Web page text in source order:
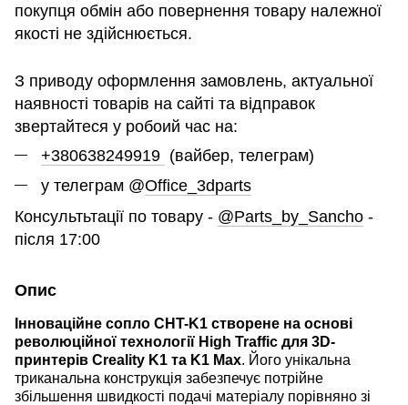
покупця обмін або повернення товару належної
якості не здійснюється.
З приводу оформлення замовлень, актуальної
наявності товарів на сайті та відправок
звертайтеся у робоий час на:
+380638249919 (вайбер, телеграм)
у телеграм @Office_3dparts
Консультьтації по товару - @Parts_by_Sancho -
після 17:00
Опис
Інноваційне сопло CHT-K1 створене на основі
революційної технології High Traffic для 3D-
принтерів Creality K1 та K1 Max. Його унікальна
триканальна конструкція забезпечує потрійне
збільшення швидкості подачі матеріалу порівняно зі